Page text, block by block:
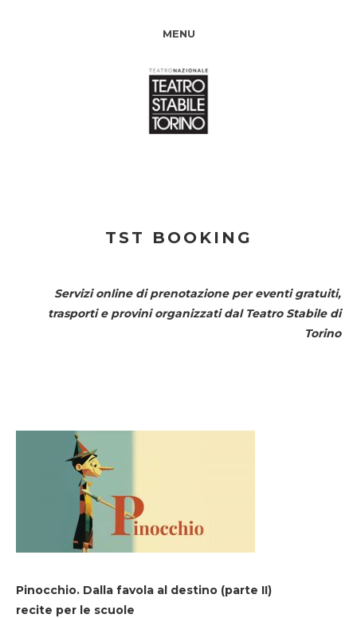
MENU
TST BOOKING
Servizi online di prenotazione per eventi gratuiti,
trasporti e provini organizzati dal Teatro Stabile di
Torino
Pinocchio. Dalla favola al destino (parte II)
recite per le scuole